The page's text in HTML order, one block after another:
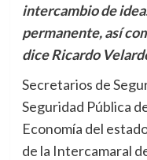
intercambio de
permanente, así
dice Ricardo
Secretarios de
Seguridad Pública
Economía del
de la Intercamaral